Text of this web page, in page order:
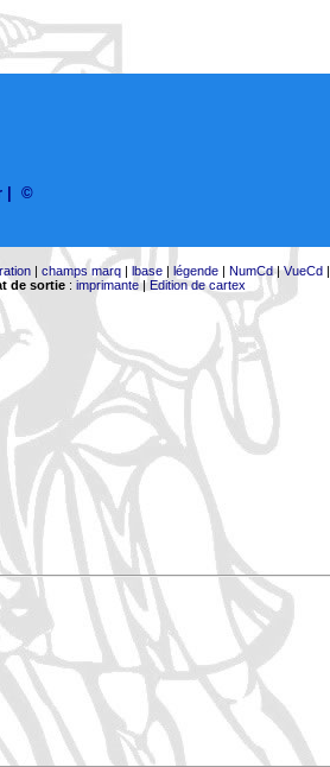
©
| champs marq| lbase| légende| NumCd|VueCd|
de sortie: imprimante|Edition de cartex